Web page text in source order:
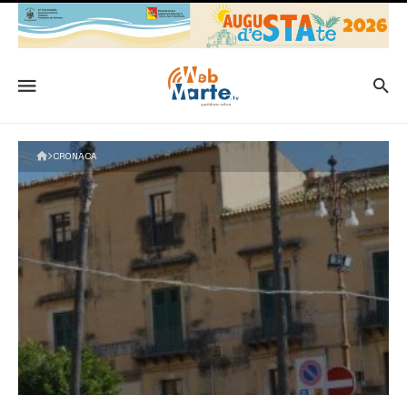
CRONACA